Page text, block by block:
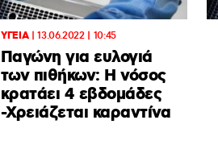
ΥΓΕΙΑ|13.06.2022 | 10:45
Παγώνη για ευλογιά
των πιθήκων: Η νόσος
κρατάει 4 εβδομάδες
-Χρειάζεται καραντίνα